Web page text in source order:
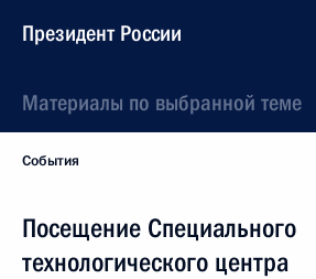
Президент России
Материалы по выбранной теме
События
Посещение Специального
технологического центра